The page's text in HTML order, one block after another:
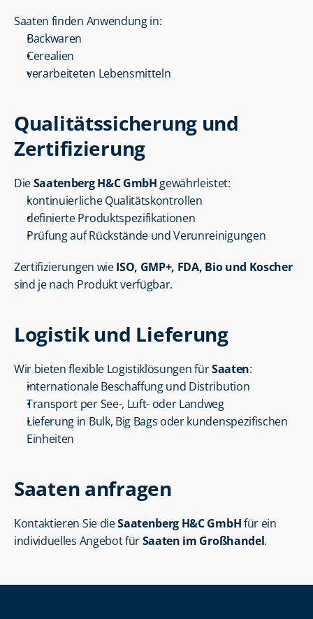
Saaten finden Anwendung in:
Backwaren
Cerealien
verarbeiteten Lebensmitteln
Qualitätssicherung und
Zertifizierung
Die Saatenberg H&C GmbH gewährleistet:
kontinuierliche Qualitätskontrollen
definierte Produktspezifikationen
Prüfung auf Rückstände und Verunreinigungen
Zertifizierungen wie ISO, GMP+, FDA, Bio und Koscher
sind je nach Produkt verfügbar.
Logistik und Lieferung
Wir bieten flexible Logistiklösungen für Saaten:
internationale Beschaffung und Distribution
Transport per See-, Luft- oder Landweg
Lieferung in Bulk, Big Bags oder kundenspezifischen
Einheiten
Saaten anfragen
Kontaktieren Sie die Saatenberg H&C GmbH für ein
individuelles Angebot für Saaten im Großhandel.